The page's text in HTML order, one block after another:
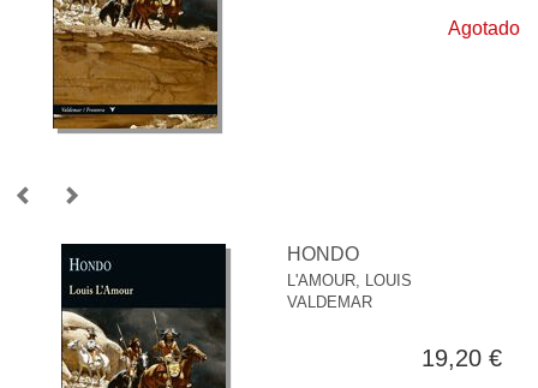
Agotado
HONDO
L'AMOUR, LOUIS
VALDEMAR
19,20 €